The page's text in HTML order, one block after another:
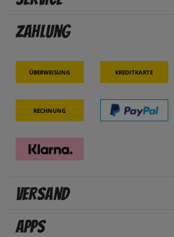
Zahlung
Überweisung Kreditkarte
Rechnung
Versand
Apps